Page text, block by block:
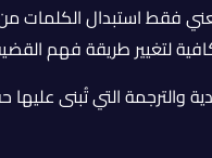
فقط استبدال الكلمات
لتغيير طريقة فهم
والترجمة التي تُبنى